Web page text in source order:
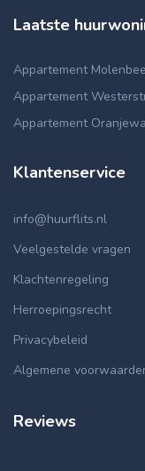
Laatste
Appartement
Appartement
Appartement
Klantenservice
info@huurflits.nl
Veelgestelde vragen
Klachtenregeling
Herroepingsrecht
Privacybeleid
Algemene
Reviews